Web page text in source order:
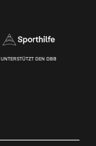
UNTERSTÜTZT DEN DBB